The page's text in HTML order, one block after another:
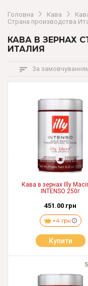
Головна Кава
Страна производства
КАВА В ЗЕРНАХ
ИТАЛИЯ
За
Кава в зернах Illy
INTENSO 250г
451.00 грн
+4 грн
Купити